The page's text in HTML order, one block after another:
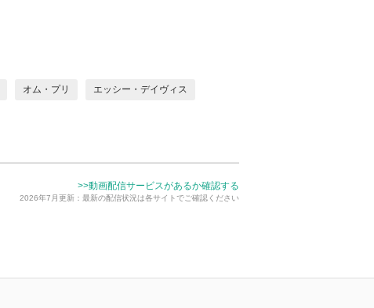
オム・プリ エッシー・デイヴィス
>>動画配信サービスがあるか確認する
2026年7月更新：最新の配信状況は各サイトでご確認ください